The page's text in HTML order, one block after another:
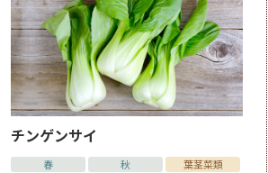
チンゲンサイ
春 秋 葉茎菜類